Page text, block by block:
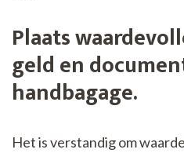
Plaats
geld en
handbagage.
Het is verstandig om